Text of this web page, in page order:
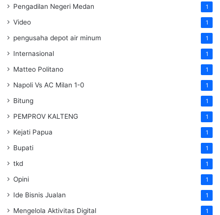
Pengadilan Negeri Medan 1
Video 1
pengusaha depot air minum 1
Internasional 1
Matteo Politano 1
Napoli Vs AC Milan 1-0 1
Bitung 1
PEMPROV KALTENG 1
Kejati Papua 1
Bupati 1
tkd 1
Opini 1
Ide Bisnis Jualan 1
Mengelola Aktivitas Digital 1